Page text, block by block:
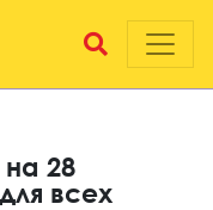
28
всех